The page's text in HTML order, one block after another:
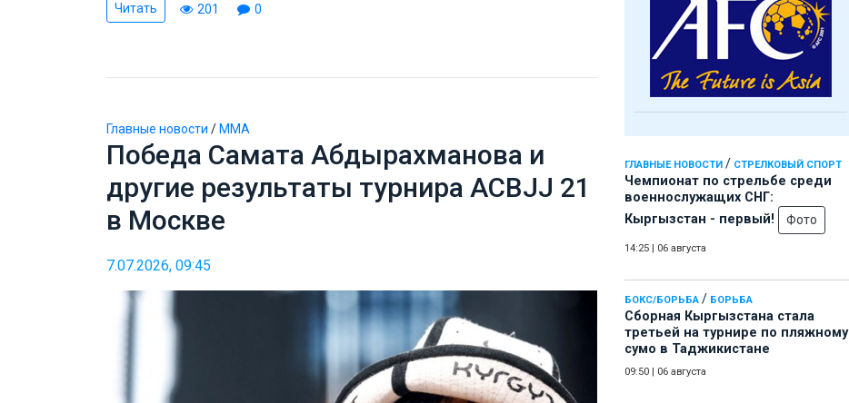
ГЛАВНЫЕ НОВОСТИ / СТРЕЛКОВЫЙ СПОРТ
Чемпионат по стрельбе среди
военнослужащих СНГ:
Кыргызстан - первый!
Фото
14:25 06 августа
БОКС/БОРЬБА / БОРЬБА
Сборная Кыргызстана стала
третьей на турнире по пляжному
сумо в Таджикистане
09:50 06 августа
Читать 201 0
Главные новости / ММА
Победа Самата Абдырахманова и
другие результаты турнира ACBJJ 21
в Москве
7.07.2026, 09:45